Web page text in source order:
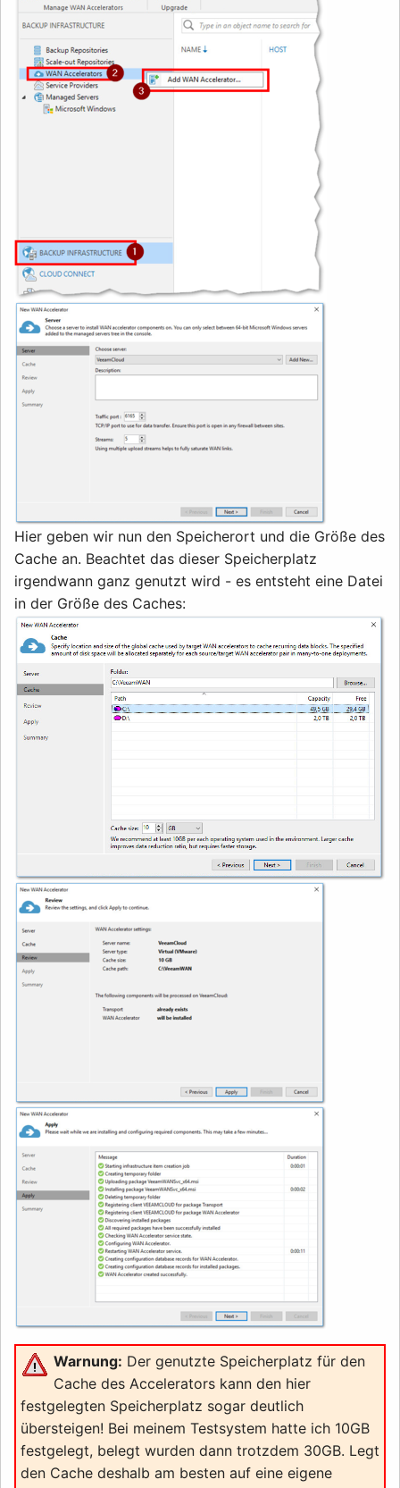
Hier geben wir nun den Speicherort und die Größe des
Cache an. Beachtet das dieser Speicherplatz
irgendwann ganz genutzt wird - es entsteht eine Datei
in der Größe des Caches:
Warnung: Der genutzte Speicherplatz für den
Cache des Accelerators kann den hier
festgelegten Speicherplatz sogar deutlich
übersteigen! Bei meinem Testsystem hatte ich 10GB
festgelegt, belegt wurden dann trotzdem 30GB. Legt
den Cache deshalb am besten auf eine eigene